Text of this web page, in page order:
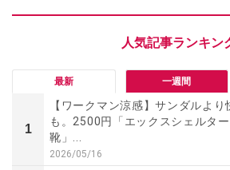
最新 一週間
1
【ワークマン涼感】サンダルより
も。2500円「エックスシェルタ
靴」...
2026/05/16